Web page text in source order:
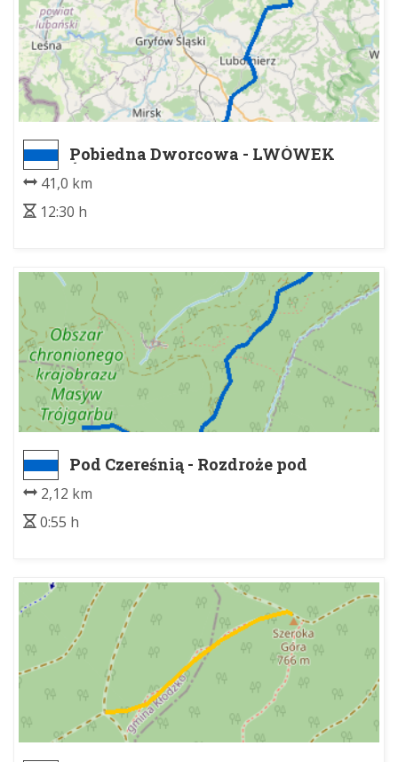
Pobiedna Dworcowa - LWÓWEK
ŚLĄSKI PKP pd.
41,0 km
12:30 h
Pod Czereśnią - Rozdroże pod
2,12 km
0:55 h